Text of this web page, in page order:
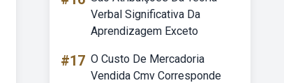
Verbal Significativa Da
Aprendizagem Exceto
#17 O Custo De Mercadoria
Vendida Cmv Corresponde